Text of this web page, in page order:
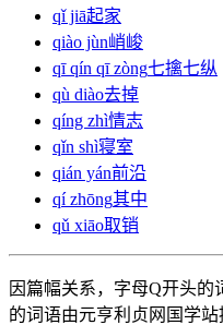
qǐ jiā起家
qiào jùn峭峻
qī qín qī zòng七擒七纵
qù diào去掉
qíng zhì情志
qǐn shì寝室
qián yán前沿
qí zhōng其中
qǔ xiāo取销
因篇幅关系，字母Q开头的
的词语由元亨利贞网国学站